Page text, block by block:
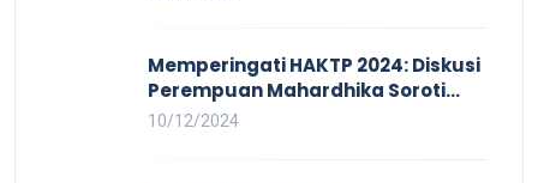
Memperingati HAKTP 2024: Diskusi
Perempuan Mahardhika Soroti
Kerja Layak yang Inklusif bagi
10/12/2024